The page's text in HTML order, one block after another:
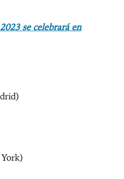
se celebrará en